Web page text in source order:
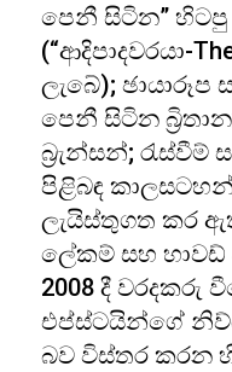
පෙනී සිටින”
(“ආදිපාදවරයා-
ලැබේ); ඡායාරූප
පෙනී සිටින
බ්‍රැන්සන්; රැස්වීම්
පිළිබඳ
ලැයිස්තුගත කර
ලේකම් සහ
2008 දී වරදකරු
එප්ස්ටයින්ගේ
බව විස්තර කරන